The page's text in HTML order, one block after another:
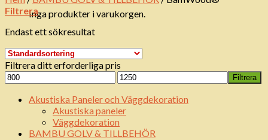
Inga produkter i varukorgen.
Filtrera
Endast ett sökresultat
Filtrera ditt erforderliga pris
Min
pris
Max
pris
Filtrera
Akustiska Paneler och Väggdekoration
Akustiska paneler
Väggdekoration
BAMBU GOLV & TILLBEHÖR